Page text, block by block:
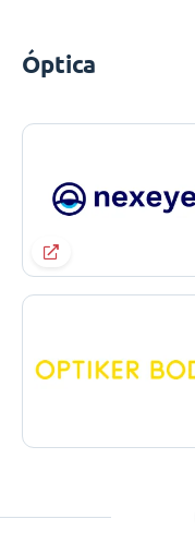
Óptica